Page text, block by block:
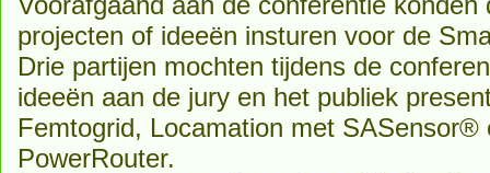
projecten of ideeën insturen voor de
Drie partijen mochten tijdens de
ideeën aan de jury en het publiek
Femtogrid, Locamation met SASensor®
PowerRouter.